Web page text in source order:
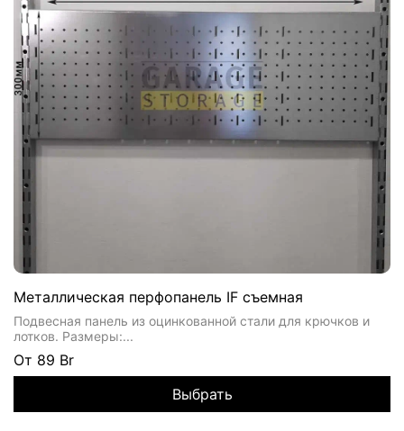
Металлическая перфопанель IF съемная
Подвесная панель из оцинкованной стали для крючков и
лотков. Размеры:...
От 89 Br
Выбрать